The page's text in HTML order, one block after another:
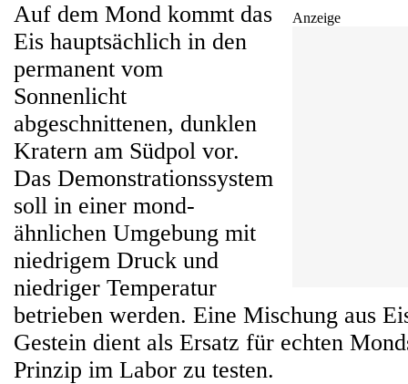
Anzeige
Auf dem Mond kommt das
Eis hauptsächlich in den
permanent vom
Sonnenlicht
abgeschnittenen, dunklen
Kratern am Südpol vor.
Das Demonstrationssystem
soll in einer mond-
ähnlichen Umgebung mit
niedrigem Druck und
niedriger Temperatur
betrieben werden. Eine Mischung aus
Gestein dient als Ersatz für echten
Prinzip im Labor zu testen.